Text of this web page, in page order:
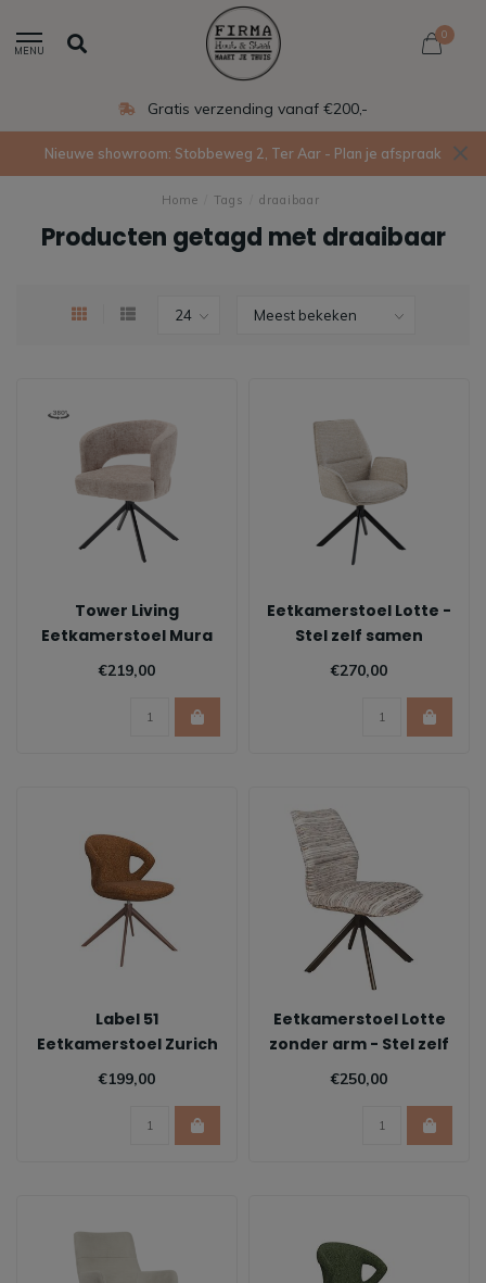
MENU
0
Gratis verzending vanaf €200,-
Nieuwe showroom: Stobbeweg 2, Ter Aar - Plan je afspraak
Home Tags draaibaar
Producten getagd met draaibaar
Tower Living
Eetkamerstoel Mura
€219,00
Eetkamerstoel Lotte -
Stel zelf samen
€270,00
Label 51
Eetkamerstoel Zurich
- Coral
€199,00
Eetkamerstoel Lotte
zonder arm - Stel zelf
samen
€250,00